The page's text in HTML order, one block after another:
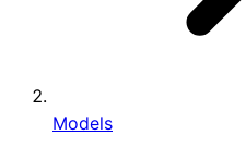
Models